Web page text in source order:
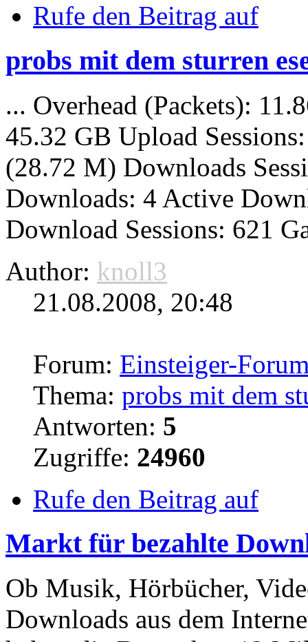
Rufe den Beitrag auf
probs mit dem sturren
... Overhead (Packets):
45.32 GB Upload
(28.72 M) Downloads
Downloads: 4 Active
Download Sessions: 621
Author: knoll3
21.08.2008, 20:48
Forum: Einsteiger-
Thema: probs mit dem
Antworten: 5
Zugriffe: 24960
Rufe den Beitrag auf
Markt für bezahlte
Ob Musik, Hörbücher,
Downloads aus dem